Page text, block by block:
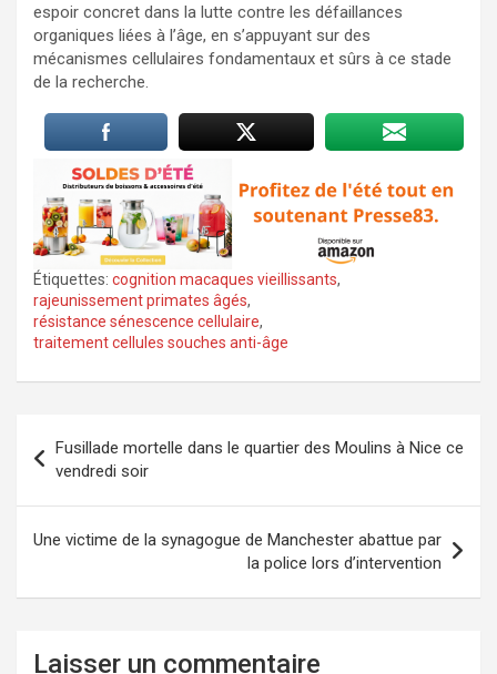
espoir concret dans la lutte contre les défaillances
organiques liées à l’âge, en s’appuyant sur des
mécanismes cellulaires fondamentaux et sûrs à ce stade
de la recherche.
Étiquettes: cognition macaques vieillissants,
rajeunissement primates âgés,
résistance sénescence cellulaire,
traitement cellules souches anti-âge
de
l’article
Fusillade mortelle dans le quartier des Moulins à Nice ce
vendredi soir
Une victime de la synagogue de Manchester abattue par
la police lors d’intervention
Laisser un commentaire